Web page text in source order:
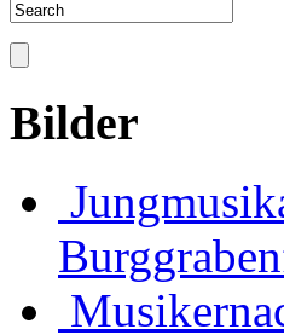
Bilder